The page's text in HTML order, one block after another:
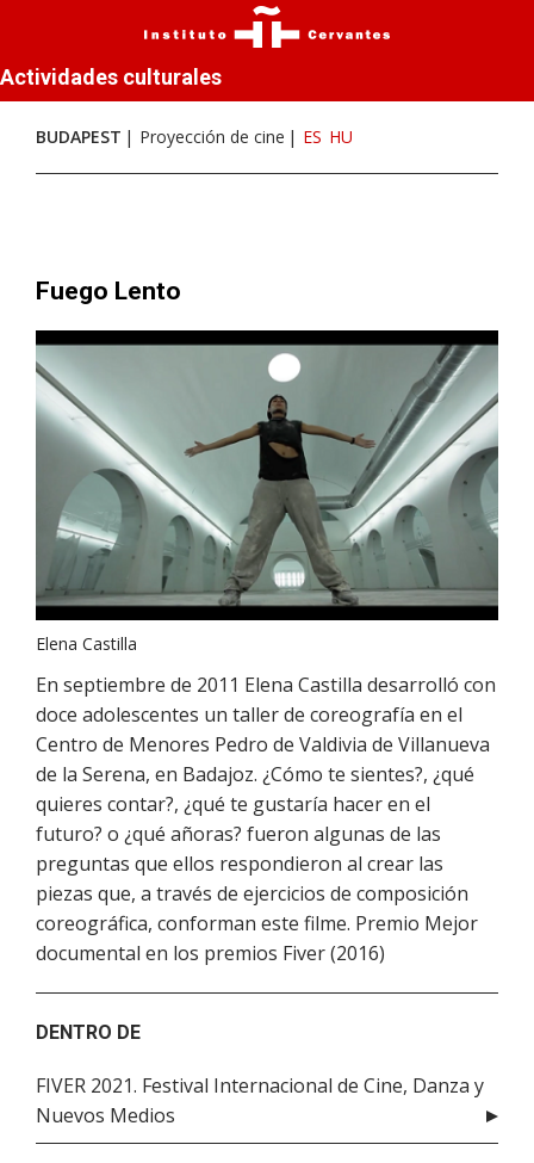
Actividades culturales
BUDAPEST Proyección de cine ES HU
Fuego Lento
Elena Castilla
En septiembre de 2011 Elena Castilla desarrolló con
doce adolescentes un taller de coreografía en el
Centro de Menores Pedro de Valdivia de Villanueva
de la Serena, en Badajoz. ¿Cómo te sientes?, ¿qué
quieres contar?, ¿qué te gustaría hacer en el
futuro? o ¿qué añoras? fueron algunas de las
preguntas que ellos respondieron al crear las
piezas que, a través de ejercicios de composición
coreográfica, conforman este filme. Premio Mejor
documental en los premios Fiver (2016)
DENTRO DE
FIVER 2021. Festival Internacional de Cine, Danza y
Nuevos Medios